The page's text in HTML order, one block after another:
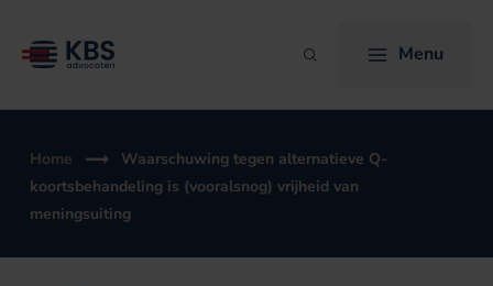
naar
Zoeken Menu
Home
Waarschuwing tegen alternatieve Q-
koortsbehandeling is (vooralsnog) vrijheid van
meningsuiting